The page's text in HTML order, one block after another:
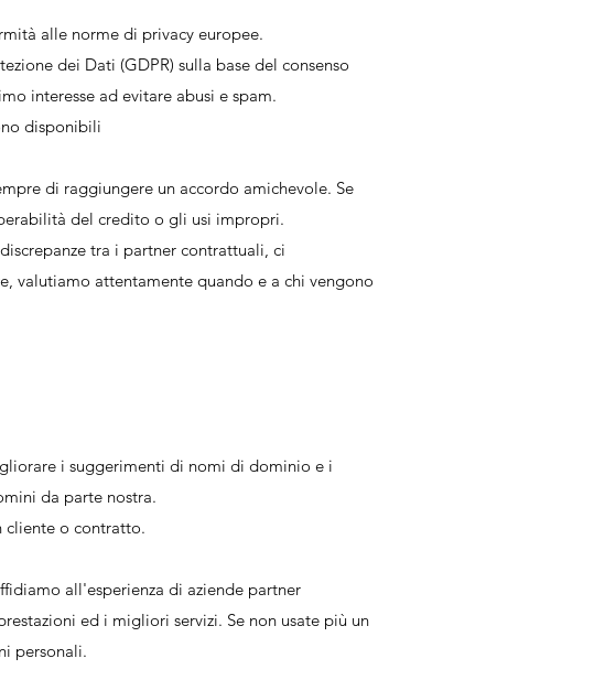
alle norme di privacy europee.
dei Dati (GDPR) sulla base del consenso
interesse ad evitare abusi e spam.
disponibili
di raggiungere un accordo amichevole. Se
del credito o gli usi impropri.
tra i partner contrattuali, ci
valutiamo attentamente quando e a chi vengono
i suggerimenti di nomi di dominio e i
da parte nostra.
cliente o contratto.
all'esperienza di aziende partner
ed i migliori servizi. Se non usate più un
personali.